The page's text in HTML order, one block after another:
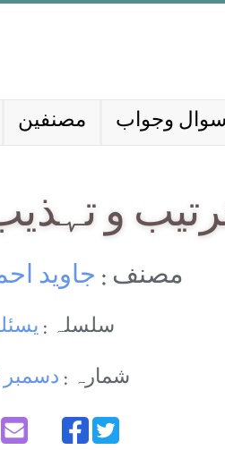
مصنفین سوال وجواب
و
مصنف : جاوید
سلسلہ :
شمارہ : دسمبر 2005